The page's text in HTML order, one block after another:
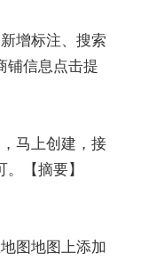
增标注、搜索
铺信息点击提
马上创建，接
【摘要】
图地图上添加